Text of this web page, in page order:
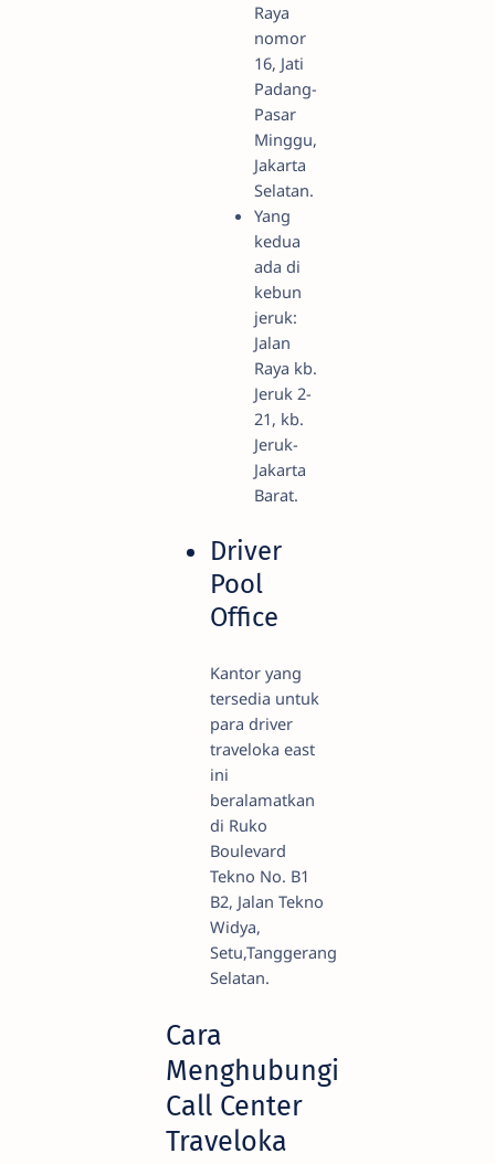
Raya
nomor
16, Jati
Padang-
Pasar
Minggu,
Jakarta
Selatan.
Yang
kedua
ada di
kebun
jeruk:
Jalan
Raya kb.
Jeruk 2-
21, kb.
Jeruk-
Jakarta
Barat.
Driver
Pool
Office
Kantor yang
tersedia untuk
para driver
traveloka east
ini
beralamatkan
di Ruko
Boulevard
Tekno No. B1
B2, Jalan Tekno
Widya,
Setu,Tanggerang
Selatan.
Cara
Menghubungi
Call Center
Traveloka